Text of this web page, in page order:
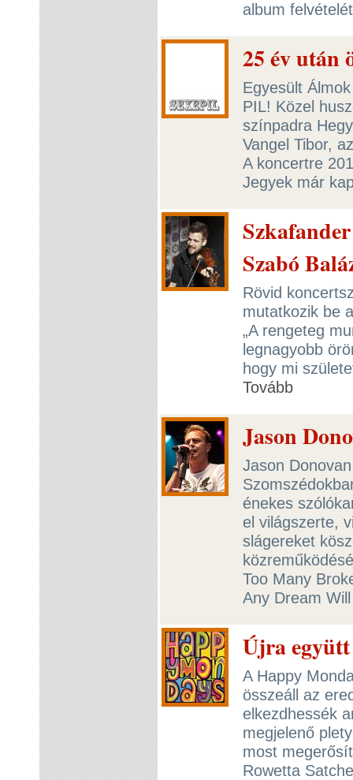
album
25 év után
Egyesült
PIL! Közel
színpadra
Vangel Tibor,
A koncertre
Jegyek már
Szabó
Rövid
mutatkozik be
„A rengeteg
legnagyobb
hogy mi
Tovább
Jason
Jason
énekes
el világszerte,
slágereket
Too Many
Any Dream
Újra
A Happy
összeáll az
elkezdhessék
megjelenő
most
Rowetta